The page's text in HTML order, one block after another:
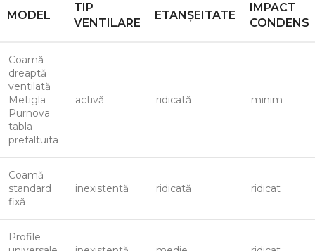
MODEL
TIP
VENTILARE
ETANȘEITATE
IMPACT
CONDENS
Coamă
dreaptă
ventilată
Metigla
Purnova
tabla
prefaltuita
activă ridicată minim
Coamă
standard
fixă
inexistentă ridicată ridicat
Profile